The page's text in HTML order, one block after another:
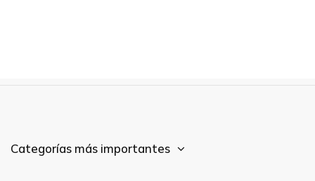
Categorías más importantes